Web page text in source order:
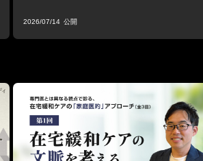
2026/07/14